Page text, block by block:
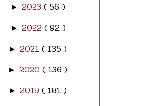
►2023( 56 )
► 2022 ( 92 )
►2021( 135 )
►2020( 136 )
►2019( 181 )